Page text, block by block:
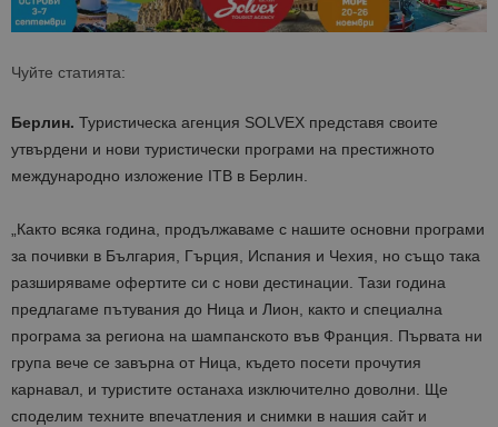
Чуйте статията:
Берлин. Туристическа агенция SOLVEX представя своите
утвърдени и нови туристически програми на престижното
международно изложение ITB в Берлин.
„Както всяка година, продължаваме с нашите основни програми
за почивки в България, Гърция, Испания и Чехия, но също така
разширяваме офертите си с нови дестинации. Тази година
предлагаме пътувания до Ница и Лион, както и специална
програма за региона на шампанското във Франция. Първата ни
група вече се завърна от Ница, където посети прочутия
карнавал, и туристите останаха изключително доволни. Ще
споделим техните впечатления и снимки в нашия сайт и